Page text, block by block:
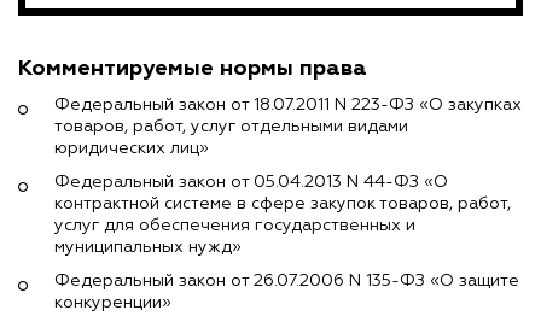
Комментируемые нормы права
Федеральный закон от 18.07.2011 N 223-ФЗ «О закупках
товаров, работ, услуг отдельными видами
юридических лиц»
Федеральный закон от 05.04.2013 N 44-ФЗ «О
контрактной системе в сфере закупок товаров, работ,
услуг для обеспечения государственных и
муниципальных нужд»
Федеральный закон от 26.07.2006 N 135-ФЗ «О защите
конкуренции»